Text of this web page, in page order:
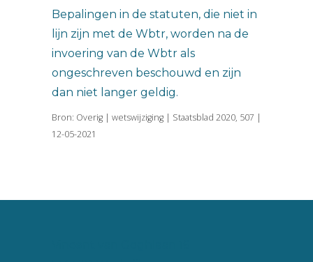
Bepalingen in de statuten, die niet in
lijn zijn met de Wbtr, worden na de
invoering van de Wbtr als
ongeschreven beschouwd en zijn
dan niet langer geldig.
Bron: Overig | wetswijziging | Staatsblad 2020, 507 |
12-05-2021